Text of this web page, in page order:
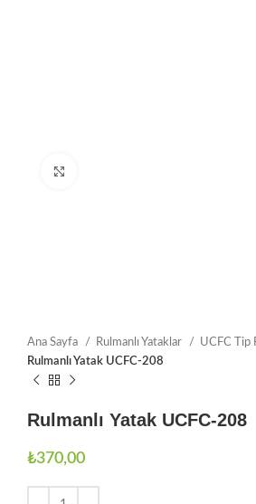
Ana Sayfa Rulmanlı Yataklar
UCFC Tip
Rulmanlı Yatak UCFC-208
Rulmanlı Yatak UCFC-208
₺370,00